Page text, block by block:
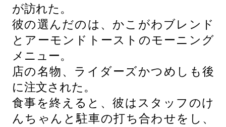
が訪れた。
彼の選んだのは、かこがわブレンド
とアーモンドトーストのモーニング
メニュー。
店の名物、ライダーズかつめしも後
に注文された。
食事を終えると、彼はスタッフのけ
んちゃんと駐車の打ち合わせをし、